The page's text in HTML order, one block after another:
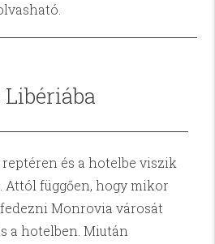
Libériába
és a hotelbe viszik
Attól függően, hogy mikor
Monrovia városát
a hotelben. Miután